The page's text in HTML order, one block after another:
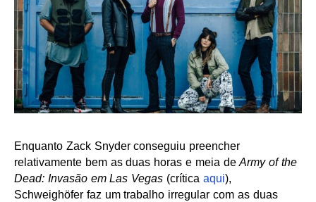
Enquanto Zack Snyder conseguiu preencher
relativamente bem as duas horas e meia deArmy of the
Dead: Invasão em Las Vegas (crítica aqui),
Schweighöfer faz um trabalho irregular com as duas